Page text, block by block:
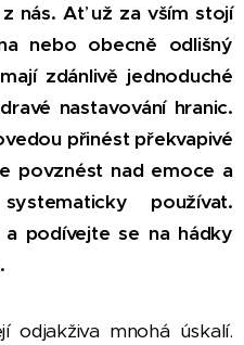
nás. Ať už za vším stojí
nebo obecně odlišný
zdánlivě jednoduché
nastavování hranic.
přinést překvapivé
povznést nad emoce a
používat.
podívejte se na hádky
odjakživa mnohá úskalí.